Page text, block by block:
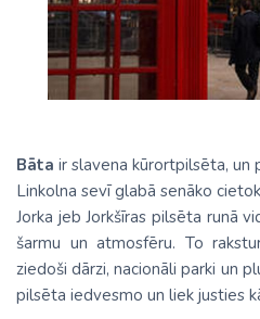
Bāta ir slavena kūrortpilsēta, un
Linkolna sevī glabā senāko
Jorka jeb Jorkšīras pilsēta runā
šarmu un atmosfēru. To
ziedoši dārzi, nacionāli parki un
pilsēta iedvesmo un liek justies